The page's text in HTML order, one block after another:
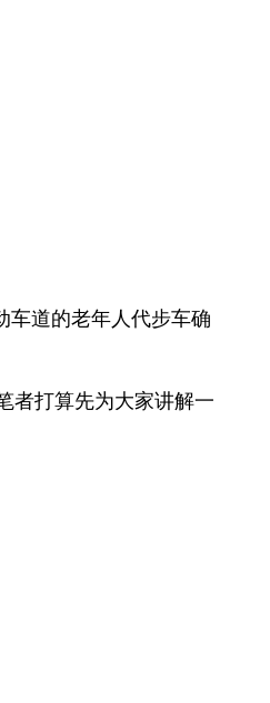
道的老年人代步车确
者打算先为大家讲解一